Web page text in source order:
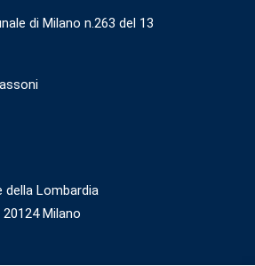
di Milano n.263 del 13
della Lombardia
Milano